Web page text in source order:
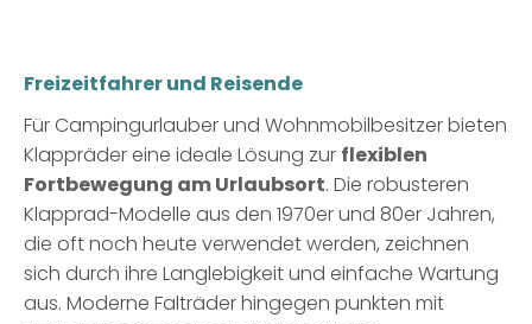
Freizeitfahrer und Reisende
Für Campingurlauber und Wohnmobilbesitzer bieten
Klappräder eine ideale Lösung zur flexiblen
Fortbewegung am Urlaubsort. Die robusteren
Klapprad-Modelle aus den 1970er und 80er Jahren,
die oft noch heute verwendet werden, zeichnen
sich durch ihre Langlebigkeit und einfache Wartung
aus. Moderne Falträder hingegen punkten mit